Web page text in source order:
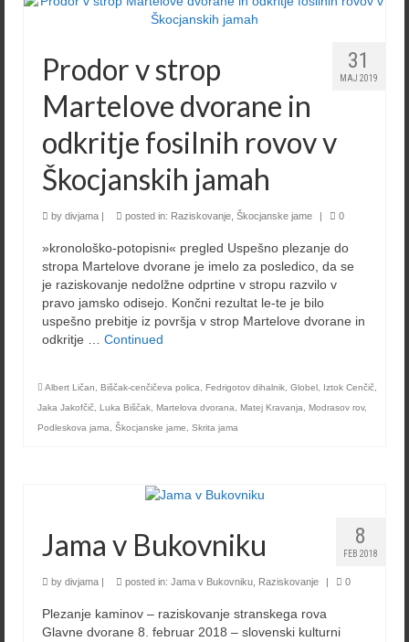
31
MAJ 2019
Prodor v strop
Martelove dvorane in
odkritje fosilnih rovov v
Škocjanskih jamah
by divjama | posted in: Raziskovanje Škocjanske jame | 0
»kronološko-potopisni« pregled Uspešno plezanje do
stropa Martelove dvorane je imelo za posledico, da se
je raziskovanje nedolžne odprtine v stropu razvilo v
pravo jamsko odisejo. Končni rezultat le-te je bilo
uspešno prebitje iz površja v strop Martelove dvorane in
odkritje … Continued
Albert Ličan Biščak-cenčičeva polica Fedrigotov dihalnik Globel Iztok Cenčič
Jaka Jakofčič Luka Biščak Martelova dvorana Matej Kravanja Modrasov rov,
Podleskova jama
Škocjanske jame Skrita jama
8
FEB 2018
Jama v Bukovniku
by divjama posted in: Jama v Bukovniku, Raziskovanje 0
Plezanje kaminov – raziskovanje stranskega rova
Glavne dvorane 8. februar 2018 – slovenski kulturni